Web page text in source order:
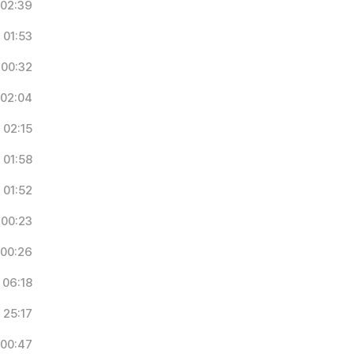
02:39
01:53
00:32
02:04
02:15
01:58
01:52
00:23
00:26
06:18
25:17
00:47